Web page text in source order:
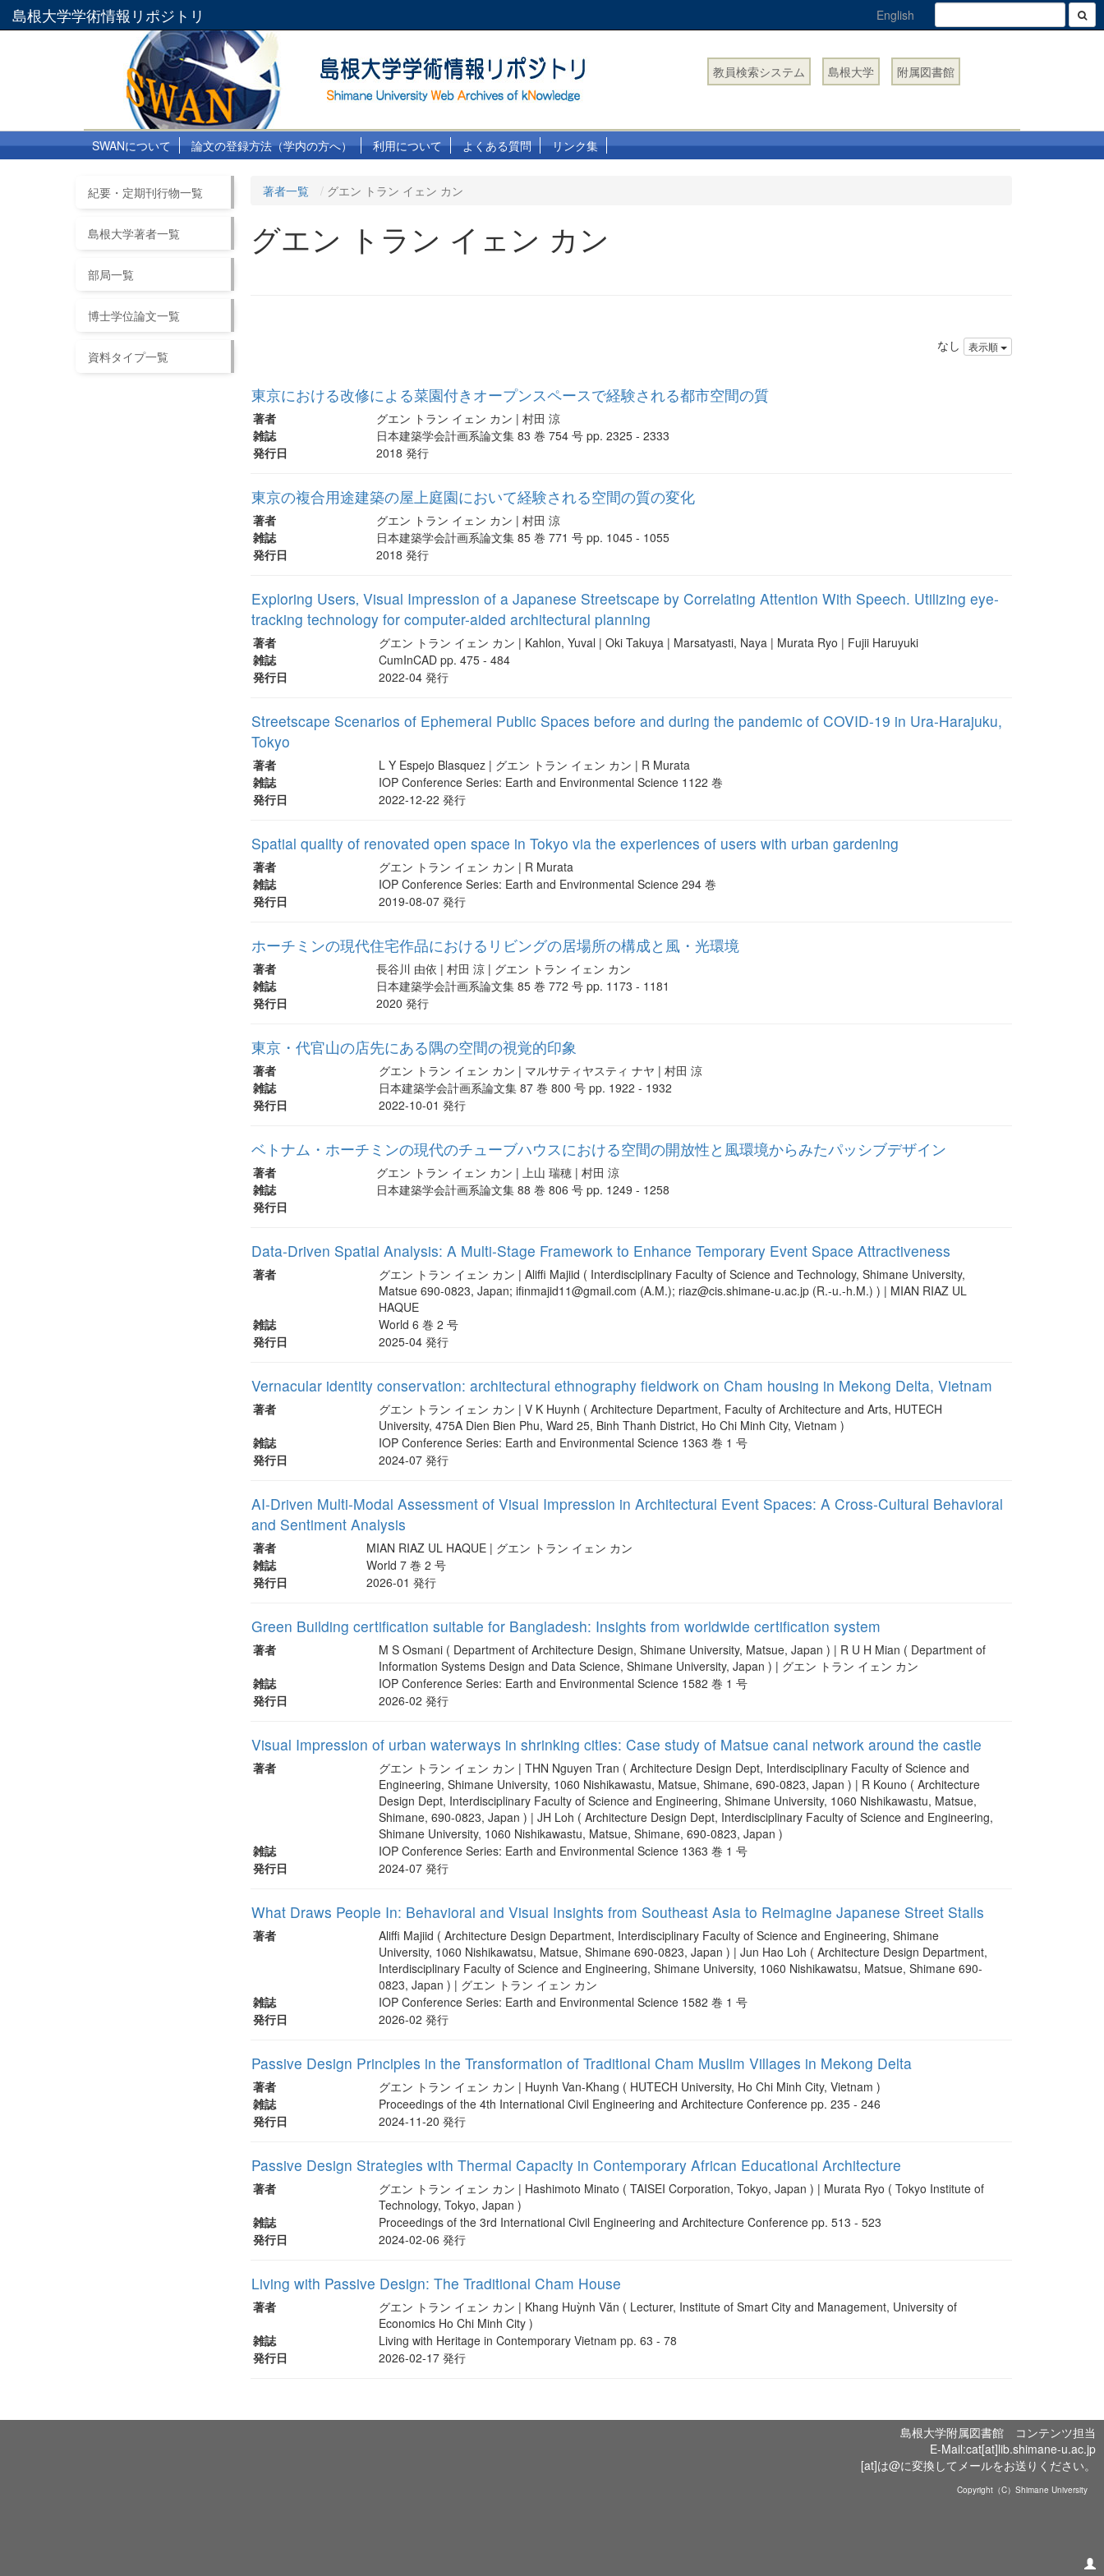
島根大学学術情報リポジトリ English
教員検索システム 島根大学 附属図書館
SWANについて 論文の登録方法（学内の方へ） 利用について よくある質問 リンク集
紀要・定期刊行物一覧
島根大学著者一覧
部局一覧
博士学位論文一覧
資料タイプ一覧
著者一覧 グエン トラン イェン カン
グエン トラン イェン カン
なし 表示順
東京における改修による菜園付きオープンスペースで経験される都市空間の質
著者
グエン トラン イェン カン | 村田 涼
雑誌
日本建築学会計画系論文集 83 巻 754 号 pp. 2325 - 2333
発行日
2018 発行
東京の複合用途建築の屋上庭園において経験される空間の質の変化
著者
グエン トラン イェン カン | 村田 涼
雑誌
日本建築学会計画系論文集 85 巻 771 号 pp. 1045 - 1055
発行日
2018 発行
Exploring Users‚ Visual Impression of a Japanese Streetscape by Correlating Attention With Speech. Utilizing eye-
tracking technology for computer-aided architectural planning
著者
グエン トラン イェン カン | Kahlon, Yuval | Oki Takuya | Marsatyasti, Naya | Murata Ryo | Fujii Haruyuki
雑誌
CumInCAD pp. 475 - 484
発行日
2022-04 発行
Streetscape Scenarios of Ephemeral Public Spaces before and during the pandemic of COVID-19 in Ura-Harajuku,
Tokyo
著者
L Y Espejo Blasquez | グエン トラン イェン カン | R Murata
雑誌
IOP Conference Series: Earth and Environmental Science 1122 巻
発行日
2022-12-22 発行
Spatial quality of renovated open space in Tokyo via the experiences of users with urban gardening
著者
グエン トラン イェン カン | R Murata
雑誌
IOP Conference Series: Earth and Environmental Science 294 巻
発行日
2019-08-07 発行
ホーチミンの現代住宅作品におけるリビングの居場所の構成と風・光環境
著者
長谷川 由依 | 村田 涼 | グエン トラン イェン カン
雑誌
日本建築学会計画系論文集 85 巻 772 号 pp. 1173 - 1181
発行日
2020 発行
東京・代官山の店先にある隅の空間の視覚的印象
著者
グエン トラン イェン カン | マルサティヤスティ ナヤ | 村田 涼
雑誌
日本建築学会計画系論文集 87 巻 800 号 pp. 1922 - 1932
発行日
2022-10-01 発行
ベトナム・ホーチミンの現代のチューブハウスにおける空間の開放性と風環境からみたパッシブデザイン
著者
グエン トラン イェン カン | 上山 瑞穂 | 村田 涼
雑誌
日本建築学会計画系論文集 88 巻 806 号 pp. 1249 - 1258
発行日
Data-Driven Spatial Analysis: A Multi-Stage Framework to Enhance Temporary Event Space Attractiveness
著者
グエン トラン イェン カン | Aliffi Majiid ( Interdisciplinary Faculty of Science and Technology, Shimane University,
Matsue 690-0823, Japan; ifinmajid11@gmail.com (A.M.); riaz@cis.shimane-u.ac.jp (R.-u.-h.M.) ) | MIAN RIAZ UL
HAQUE
雑誌
World 6 巻 2 号
発行日
2025-04 発行
Vernacular identity conservation: architectural ethnography fieldwork on Cham housing in Mekong Delta, Vietnam
著者
グエン トラン イェン カン | V K Huynh ( Architecture Department, Faculty of Architecture and Arts, HUTECH
University, 475A Dien Bien Phu, Ward 25, Binh Thanh District, Ho Chi Minh City, Vietnam )
雑誌
IOP Conference Series: Earth and Environmental Science 1363 巻 1 号
発行日
2024-07 発行
AI-Driven Multi-Modal Assessment of Visual Impression in Architectural Event Spaces: A Cross-Cultural Behavioral
and Sentiment Analysis
著者
MIAN RIAZ UL HAQUE | グエン トラン イェン カン
雑誌
World 7 巻 2 号
発行日
2026-01 発行
Green Building certification suitable for Bangladesh: Insights from worldwide certification system
著者
M S Osmani ( Department of Architecture Design, Shimane University, Matsue, Japan ) | R U H Mian ( Department of
Information Systems Design and Data Science, Shimane University, Japan ) | グエン トラン イェン カン
雑誌
IOP Conference Series: Earth and Environmental Science 1582 巻 1 号
発行日
2026-02 発行
Visual Impression of urban waterways in shrinking cities: Case study of Matsue canal network around the castle
著者
グエン トラン イェン カン | THN Nguyen Tran ( Architecture Design Dept, Interdisciplinary Faculty of Science and
Engineering, Shimane University, 1060 Nishikawastu, Matsue, Shimane, 690-0823, Japan ) | R Kouno ( Architecture
Design Dept, Interdisciplinary Faculty of Science and Engineering, Shimane University, 1060 Nishikawastu, Matsue,
Shimane, 690-0823, Japan ) | JH Loh ( Architecture Design Dept, Interdisciplinary Faculty of Science and Engineering,
Shimane University, 1060 Nishikawastu, Matsue, Shimane, 690-0823, Japan )
雑誌
IOP Conference Series: Earth and Environmental Science 1363 巻 1 号
発行日
2024-07 発行
What Draws People In: Behavioral and Visual Insights from Southeast Asia to Reimagine Japanese Street Stalls
著者
Aliffi Majiid ( Architecture Design Department, Interdisciplinary Faculty of Science and Engineering, Shimane
University, 1060 Nishikawatsu, Matsue, Shimane 690-0823, Japan ) | Jun Hao Loh ( Architecture Design Department,
Interdisciplinary Faculty of Science and Engineering, Shimane University, 1060 Nishikawatsu, Matsue, Shimane 690-
0823, Japan ) | グエン トラン イェン カン
雑誌
IOP Conference Series: Earth and Environmental Science 1582 巻 1 号
発行日
2026-02 発行
Passive Design Principles in the Transformation of Traditional Cham Muslim Villages in Mekong Delta
著者
グエン トラン イェン カン | Huynh Van-Khang ( HUTECH University, Ho Chi Minh City, Vietnam )
雑誌
Proceedings of the 4th International Civil Engineering and Architecture Conference pp. 235 - 246
発行日
2024-11-20 発行
Passive Design Strategies with Thermal Capacity in Contemporary African Educational Architecture
著者
グエン トラン イェン カン | Hashimoto Minato ( TAISEI Corporation, Tokyo, Japan ) | Murata Ryo ( Tokyo Institute of
Technology, Tokyo, Japan )
雑誌
Proceedings of the 3rd International Civil Engineering and Architecture Conference pp. 513 - 523
発行日
2024-02-06 発行
Living with Passive Design: The Traditional Cham House
著者
グエン トラン イェン カン | Khang Huỳnh Văn ( Lecturer, Institute of Smart City and Management, University of
Economics Ho Chi Minh City )
雑誌
Living with Heritage in Contemporary Vietnam pp. 63 - 78
発行日
2026-02-17 発行
島根大学附属図書館 コンテンツ担当
E-Mail:cat[at]lib.shimane-u.ac.jp
[at]は@に変換してメールをお送りください。
Copyright（C）Shimane University